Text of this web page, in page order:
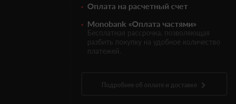
Оплата на расчетный счет
Monobank «Оплата частями»
Бесплатная рассрочка, позволяющая
разбить покупку на удобное количество
платежей.
Подробнее об оплате и доставке